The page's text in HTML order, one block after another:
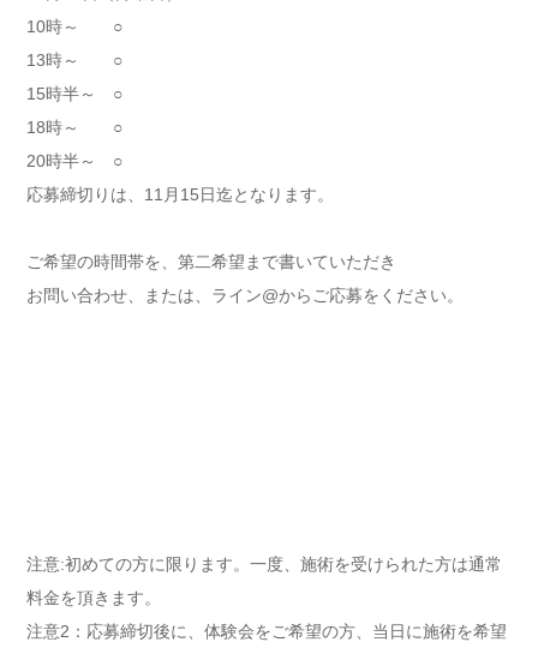
10時～ ○
13時～ ○
15時半～ ○
18時～ ○
20時半～ ○
応募締切りは、11月15日迄となります。
ご希望の時間帯を、第二希望まで書いていただき
お問い合わせ、または、ライン@からご応募をください。
注意:初めての方に限ります。一度、施術を受けられた方は通常
料金を頂きます。
注意2：応募締切後に、体験会をご希望の方、当日に施術を希望